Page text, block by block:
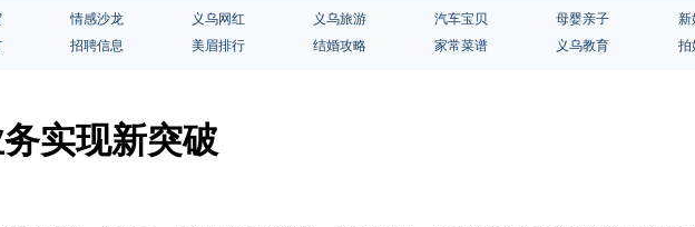
情感沙龙 义乌网红 义乌旅游 汽车宝贝 母婴亲子 新
招聘信息 美眉排行 结婚攻略 家常菜谱 义乌教育 拍
实现新突破